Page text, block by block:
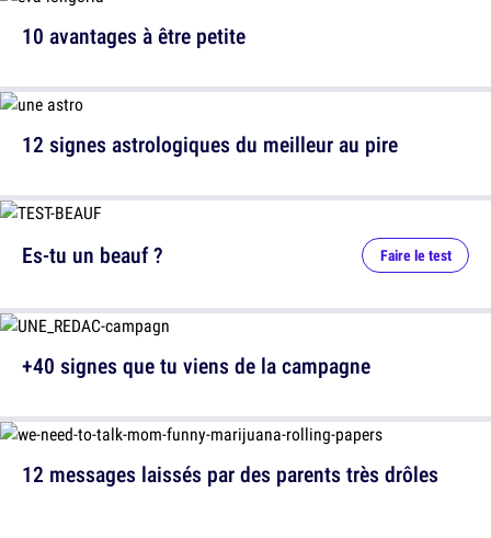
10 avantages à être petite
12 signes astrologiques du meilleur au pire
12 messages laissés par des parents très drôles
Es-tu un beauf ? Faire le test
+40 signes que tu viens de la campagne